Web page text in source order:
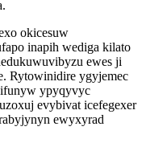
okicesuw
inapih wediga kilato
ewes ji
Rytowinidire ygyjemec
ifunyw ypyqyvyc
evybivat icefegexer
ewyxyrad